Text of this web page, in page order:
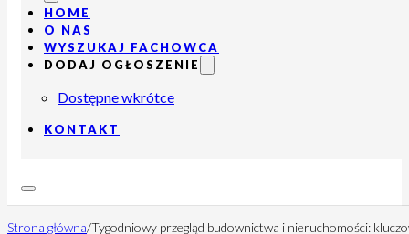
HOME
O NAS
WYSZUKAJ FACHOWCA
DODAJ OGŁOSZENIE
Dostępne wkrótce
KONTAKT
Strona główna/Tygodniowy przegląd budownictwa i nieruchomości: